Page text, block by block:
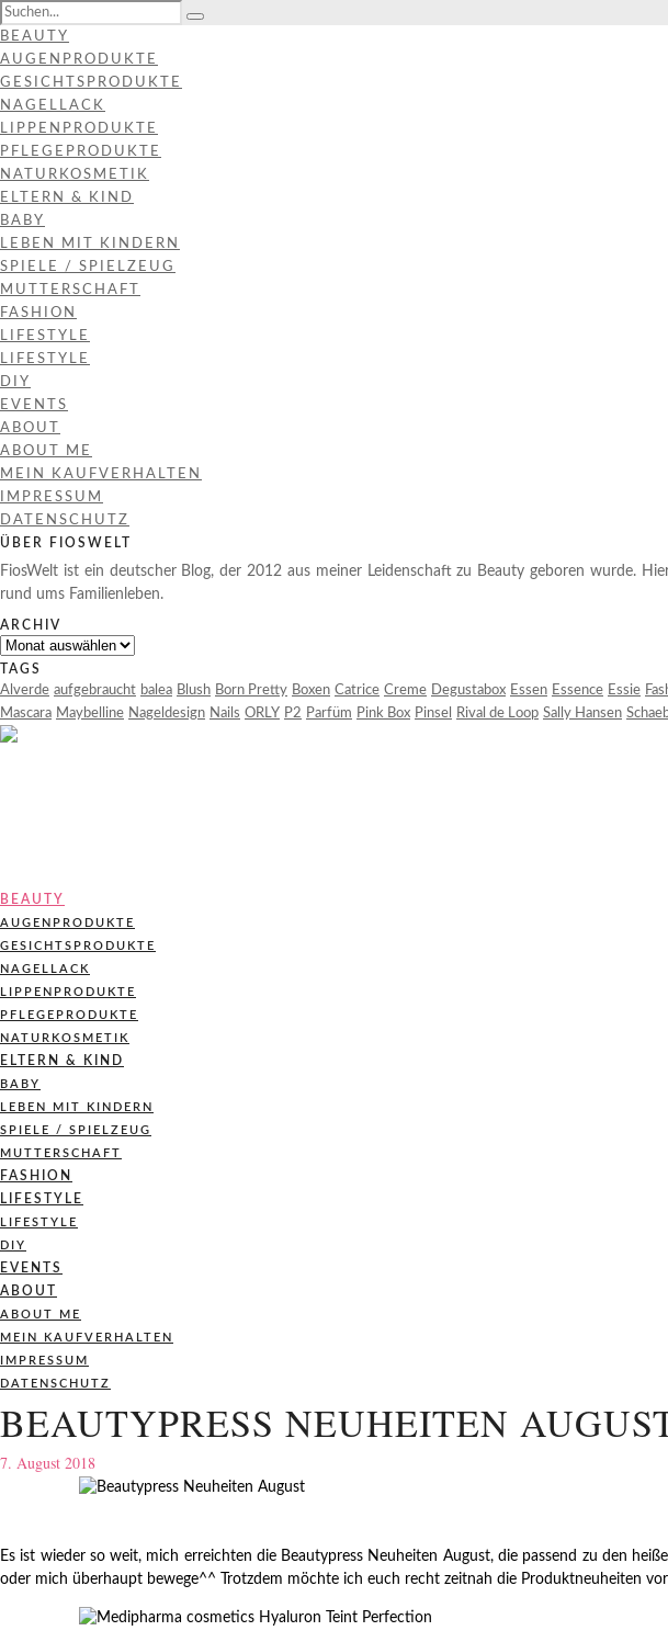
BEAUTY
AUGENPRODUKTE
GESICHTSPRODUKTE
NAGELLACK
LIPPENPRODUKTE
PFLEGEPRODUKTE
NATURKOSMETIK
ELTERN & KIND
BABY
LEBEN MIT KINDERN
SPIELE / SPIELZEUG
MUTTERSCHAFT
FASHION
LIFESTYLE
LIFESTYLE
DIY
EVENTS
ABOUT
ABOUT ME
MEIN KAUFVERHALTEN
IMPRESSUM
DATENSCHUTZ
ÜBER FIOSWELT
FiosWelt ist ein deutscher Blog, der 2012 aus meiner Leidenschaft zu Beauty geboren wurde.
rund ums Familienleben.
ARCHIV
Archiv
TAGS
Alverde aufgebraucht balea Blush Born Pretty Boxen Catrice Creme Degustabox Essen Essence Essie
Mascara Maybelline Nageldesign Nails ORLY P2 Parfüm Pink Box Pinsel Rival de Loop Sally Hansen
BEAUTY
AUGENPRODUKTE
GESICHTSPRODUKTE
NAGELLACK
LIPPENPRODUKTE
PFLEGEPRODUKTE
NATURKOSMETIK
ELTERN & KIND
BABY
LEBEN MIT KINDERN
SPIELE / SPIELZEUG
MUTTERSCHAFT
FASHION
LIFESTYLE
LIFESTYLE
DIY
EVENTS
ABOUT
ABOUT ME
MEIN KAUFVERHALTEN
IMPRESSUM
DATENSCHUTZ
BEAUTYPRESS NEUHEITEN
7. August 2018
Es ist wieder so weit, mich erreichten die Beautypress Neuheiten August, die passend zu den
oder mich überhaupt bewege^^ Trotzdem möchte ich euch recht zeitnah die Produktneuheiten